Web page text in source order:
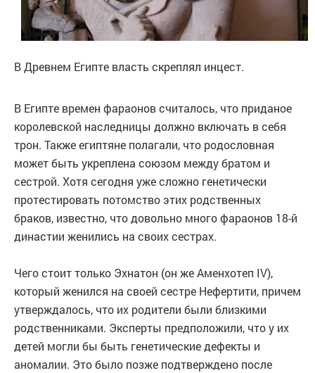
В Древнем Египте власть скреплял инцест.
В Египте времен фараонов считалось, что приданое
королевской наследницы должно включать в себя
трон. Также египтяне полагали, что родословная
может быть укреплена союзом между братом и
сестрой. Хотя сегодня уже сложно генетически
протестировать потомство этих родственных
браков, известно, что довольно много фараонов 18-й
династии женились на своих сестрах.
Чего стоит только Эхнатон (он же Аменхотеп IV),
который женился на своей сестре Нефертити, причем
утверждалось, что их родители были близкими
родственниками. Эксперты предположили, что у их
детей могли бы быть генетические дефекты и
аномалии. Это было позже подтверждено после